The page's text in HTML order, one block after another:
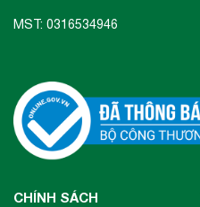
MST: 0316534946
CHÍNH SÁCH